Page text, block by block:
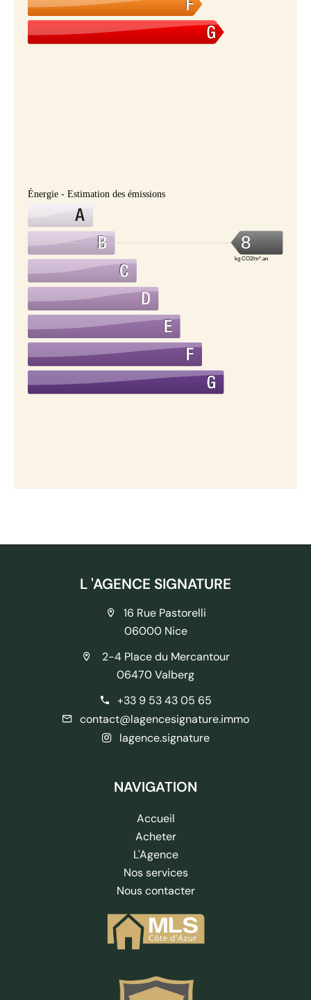
Énergie - Estimation des émissions
8
kg CO2/m².an
L 'AGENCE SIGNATURE
16 Rue Pastorelli
06000 Nice
2-4 Place du Mercantour
06470 Valberg
+33 9 53 43 05 65
contact@lagencesignature.immo
lagence.signature
NAVIGATION
Accueil
Acheter
L'Agence
Nos services
Nous contacter